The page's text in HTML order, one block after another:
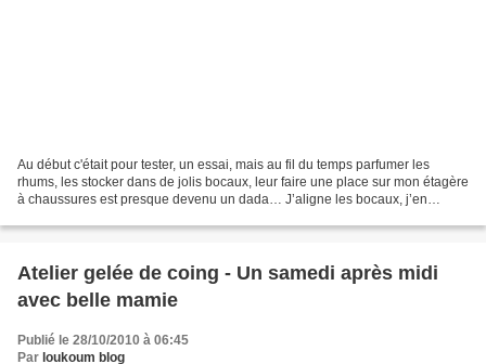
Au début c'était pour tester, un essai, mais au fil du temps parfumer les
rhums, les stocker dans de jolis bocaux, leur faire une place sur mon étagère
à chaussures est presque devenu un dada… J’aligne les bocaux, j’en
Atelier gelée de coing - Un samedi après midi
avec belle mamie
Publié le 28/10/2010 à 06:45
Par loukoum blog